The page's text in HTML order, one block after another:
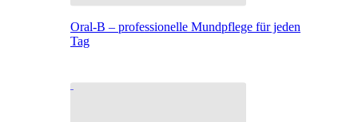
Oral-B – professionelle Mundpflege für jeden
Tag